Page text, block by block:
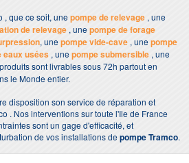
, que ce soit, unepompe de relevage , une
de relevage , unepompe de forage
, unepompe vide-cave , unepompe
eaux usées , unepompe submersible , une
sont livrables sous 72h partout en
le Monde entier.
disposition son service de réparation et
. Nos interventions sur toute l'Ile de France
sont un gage d'efficacité, et
de vos installations depompe Tramco.